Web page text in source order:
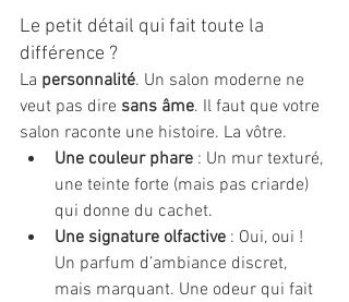
Le petit détail qui fait toute la
différence ?
La personnalité. Un salon moderne ne
veut pas dire sans âme. Il faut que votre
salon raconte une histoire. La vôtre.
Une couleur phare : Un mur texturé,
une teinte forte (mais pas criarde)
qui donne du cachet.
Une signature olfactive : Oui, oui !
Un parfum d’ambiance discret,
mais marquant. Une odeur qui fait